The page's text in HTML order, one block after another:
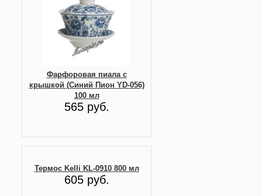
Фарфоровая пиала с
крышкой (Синий Пион YD-056)
100 мл
565 руб.
Термос Kelli KL-0910 800 мл
605 руб.